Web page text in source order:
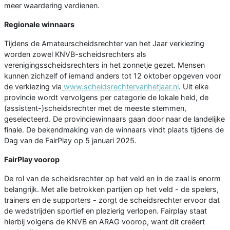
meer waardering verdienen.
Regionale winnaars
Tijdens de Amateurscheidsrechter van het Jaar verkiezing
worden zowel KNVB-scheidsrechters als
verenigingsscheidsrechters in het zonnetje gezet. Mensen
kunnen zichzelf of iemand anders tot 12 oktober opgeven voor
de verkiezing via www.scheidsrechtervanhetjaar.nl. Uit elke
provincie wordt vervolgens per categorie de lokale held, de
(assistent-)scheidsrechter met de meeste stemmen,
geselecteerd. De provinciewinnaars gaan door naar de landelijke
finale. De bekendmaking van de winnaars vindt plaats tijdens de
Dag van de FairPlay op 5 januari 2025.
FairPlay voorop
De rol van de scheidsrechter op het veld en in de zaal is enorm
belangrijk. Met alle betrokken partijen op het veld - de spelers,
trainers en de supporters - zorgt de scheidsrechter ervoor dat
de wedstrijden sportief en plezierig verlopen. Fairplay staat
hierbij volgens de KNVB en ARAG voorop, want dit creëert